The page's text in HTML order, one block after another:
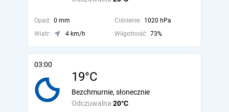
Opad: 0 mm Ciśnienie: 1020 hPa
Wiatr:
4 km/h Wilgotność: 73%
03:00
19°C
Odczuwalna 20°C
Bezchmurnie, słonecznie